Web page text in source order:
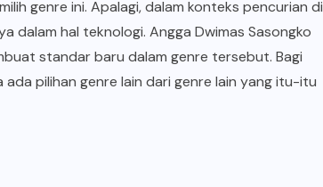
genre ini. Apalagi, dalam konteks pencurian di
dalam hal teknologi. Angga Dwimas Sasongko
standar baru dalam genre tersebut. Bagi
pilihan genre lain dari genre lain yang itu-itu